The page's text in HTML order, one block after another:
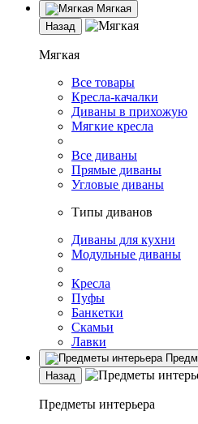
Мягкая
Назад
Мягкая
Все товары
Кресла-качалки
Диваны в прихожую
Мягкие кресла
Все диваны
Прямые диваны
Угловые диваны
Типы диванов
Диваны для кухни
Модульные диваны
Кресла
Пуфы
Банкетки
Скамьи
Лавки
Назад
Предметы интерьера